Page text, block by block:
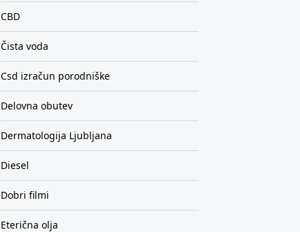
CBD
Čista voda
Csd izračun porodniške
Delovna obutev
Dermatologija Ljubljana
Diesel
Dobri filmi
Eterična olja